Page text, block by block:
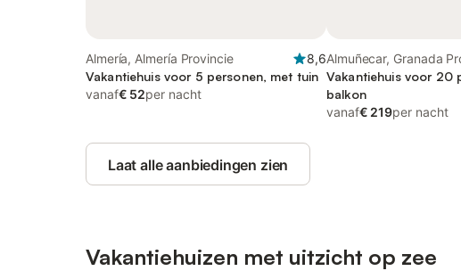
Almería, Almería Provincie
8,6
Vakantiehuis voor 5 personen, met tuin
vanaf€ 52per nacht
Almuñecar, Granada
Vakantiehuis voor 20
balkon
vanaf€ 219per nacht
Laat alle aanbiedingen zien
Vakantiehuizen met uitzicht op zee